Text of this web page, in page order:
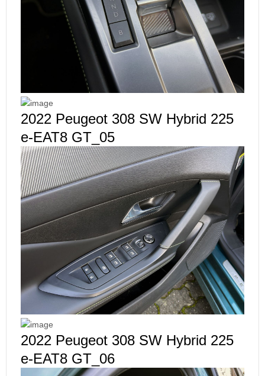
2022 Peugeot 308 SW Hybrid 225
e-EAT8 GT_05
2022 Peugeot 308 SW Hybrid 225
e-EAT8 GT_06